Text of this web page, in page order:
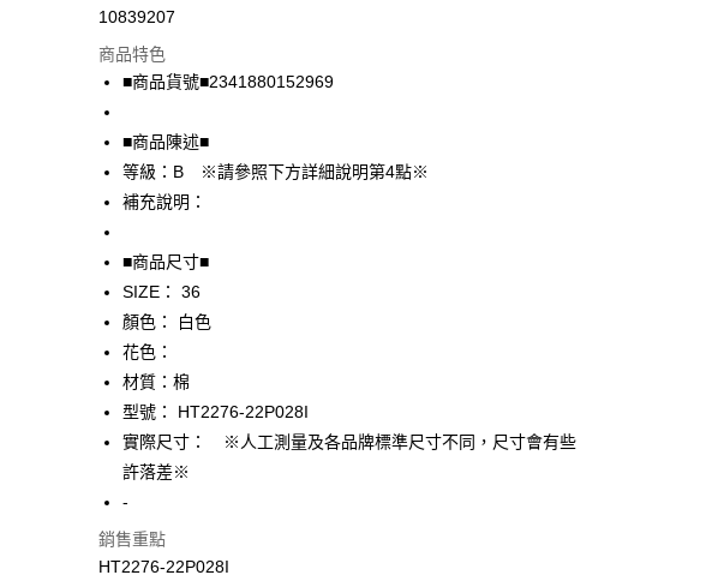
LINE Pay
Apple Pay
街口支付
悠遊付
全盈+PAY
AFTEE先享後付
相關說明
【關於「AFTEE先享後付」】
AFTEE先享後付是「在收到商品之後才付款」的支付方式。 讓您購物簡單
便利好安心！
１．簡單：不需註冊會員、不需綁卡、不需儲值。
２．便利：只要手機號碼，簡訊認證，即可結帳。
【「AFTEE先享後付」結帳流程】
付」結帳頁面，進行簡訊認證並確認金額後，即可完成結帳。
２．訂單成立數日內，您將收到繳費通知簡訊。
運送方式
全家取貨付款
免運費
免運費
10839207
商品特色
■商品貨號■2341880152969
■商品陳述■
等級：B ※請參照下方詳細說明第4點※
補充說明：
■商品尺寸■
SIZE： 36
顏色： 白色
花色：
材質：棉
型號： HT2276-22P028I
實際尺寸： ※人工測量及各品牌標準尺寸不同，尺寸會有些
許落差※
-
銷售重點
HT2276-22P028I